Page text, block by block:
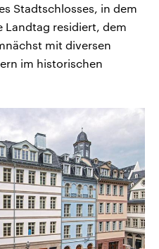
Stadtschlosses, in dem
Landtag residiert, dem
mit diversen
im historischen